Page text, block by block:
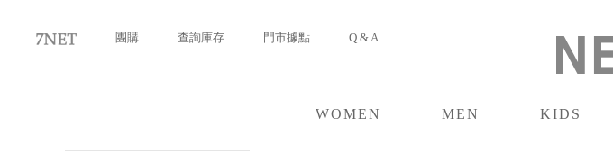
團購 查詢庫存 門市據點 Q & A
WOMEN
MEN
KIDS